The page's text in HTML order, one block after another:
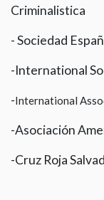
Criminalistica
- Sociedad
-International
-International
-Asociación
-Cruz Roja